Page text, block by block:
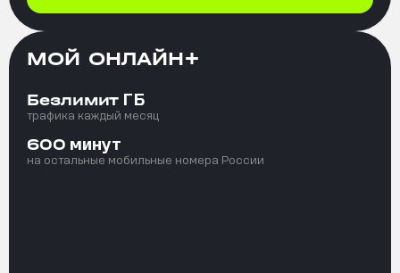
МОЙ ОНЛАЙН+
Безлимит ГБ
трафика каждый месяц
600 минут
на остальные мобильные номера России